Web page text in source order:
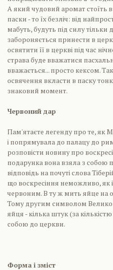
А який чудовий аромат стоїть
паски - то їх безліч: від
мабуть, будуть під силу
забороняється принести в
освятити її в церкві під час
страва буде вважатися
вважається... просто кексом.
освячення вкласти в паску
знаковий момент.
Червоний дар
Пам'ятаєте легенду про те, як
і попрямувала до палацу до
розповісти новину про
подарунка вона взяла з собою
відповідь на почуті слова
що воскресіння неможливо, як
червоним. В ту ж мить яйце на
Тому другим символом
яйця - кілька штук (за
собою до церкви.
Форма і зміст